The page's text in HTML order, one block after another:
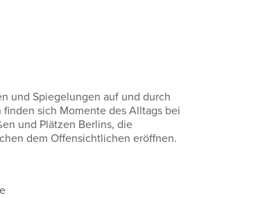
und Spiegelungen auf und durch
finden sich Momente des Alltags bei
und Plätzen Berlins, die
dem Offensichtlichen eröffnen.